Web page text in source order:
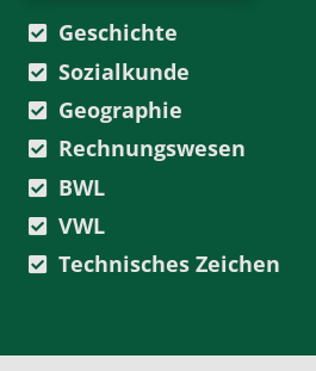
Geschichte
Sozialkunde
Geographie
Rechnungswesen
BWL
VWL
Technisches Zeichen